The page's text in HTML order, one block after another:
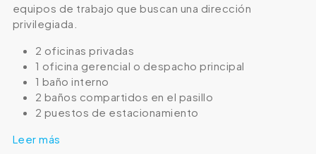
equipos de trabajo que buscan una dirección
privilegiada.
2 oficinas privadas
1 oficina gerencial o despacho principal
1 baño interno
2 baños compartidos en el pasillo
2 puestos de estacionamiento
Leer más